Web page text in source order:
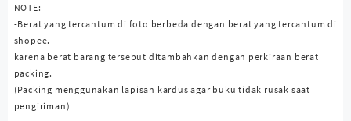
NOTE:
-Berat yang tercantum di foto berbeda dengan berat yang tercantum di
shopee.
karena berat barang tersebut ditambahkan dengan perkiraan berat
packing.
(Packing menggunakan lapisan kardus agar buku tidak rusak saat
pengiriman)